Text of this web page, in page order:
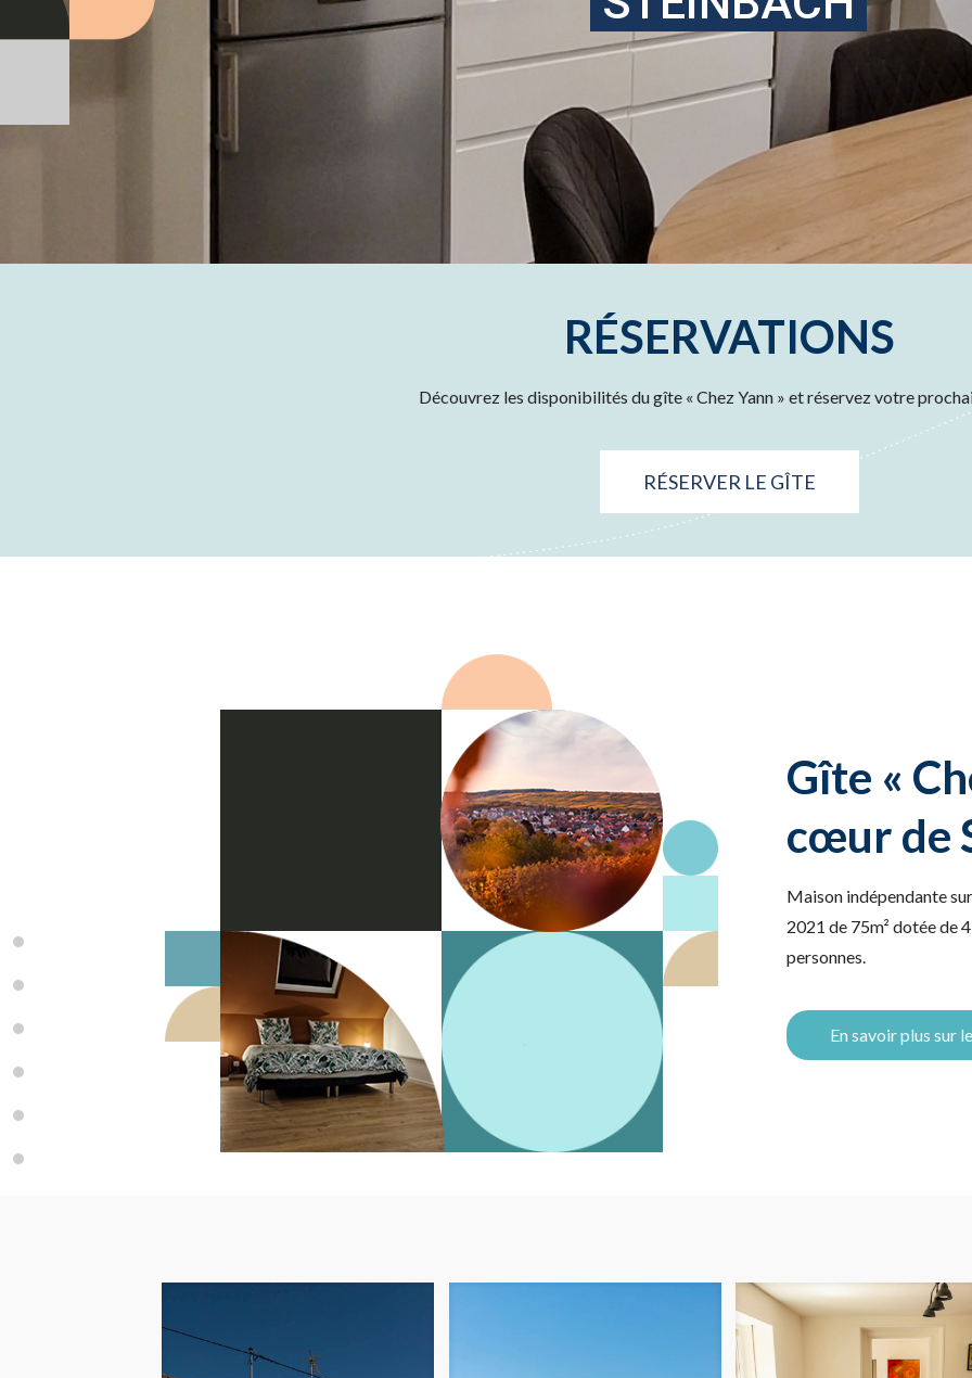
RÉSERVATIONS
Découvrez les disponibilités du gîte « Chez Yann » et réservez votre
RÉSERVER LE GÎTE
Gîte «
cœur de
Maison indépendante
2021 de 75m² dotée de
personnes.
En savoir plus sur